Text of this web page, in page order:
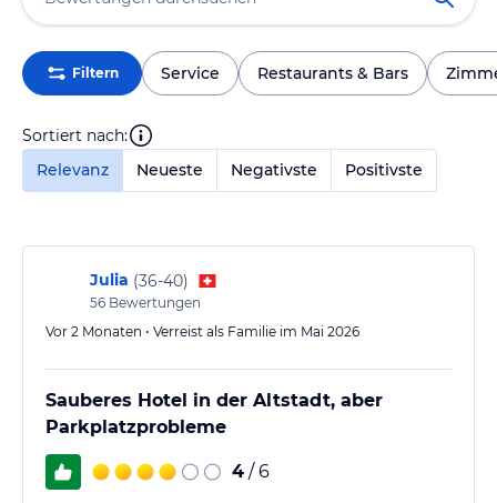
Filtern Service Restaurants & Bars
Sortiert nach:
Relevanz
Neueste Negativste Positivste
Julia (36-40)
56 Bewertungen
Vor 2 Monaten • Verreist als Familie im Mai 2026
Sauberes Hotel in der Altstadt, aber
Parkplatzprobleme
4 / 6